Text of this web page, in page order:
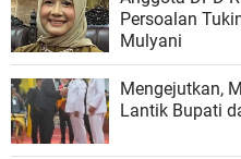
Persoalan
Mulyani
Mengejutkan,
Lantik Bupati